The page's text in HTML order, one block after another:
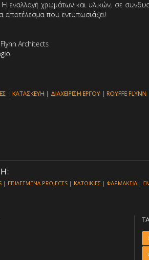
Η εναλλαγή χρωμάτων και υλικών, σε
αποτέλεσμα που εντυπωσιάζει!
Architects
| ΚΑΤΑΣΚΕΥΗ | ΔΙΑΧΕΙΡΙΣΗ ΕΡΓΟΥ | ROYFFE FLYNN
| ΕΠΙΛΕΓΜΕΝΑ PROJECTS | ΚΑΤΟΙΚΙΕΣ | ΦΑΡΜΑΚΕΙΑ |